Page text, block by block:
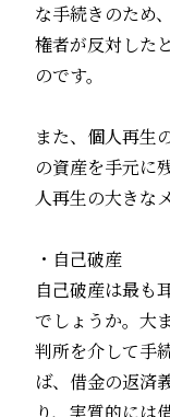
な手続きのため
権者が反対した
のです。
また、個人再生
の資産を手元に
人再生の大きな
・ 自己破産
自己破産は最も
でしょうか。大
判所を介して手
ば、借金の返済